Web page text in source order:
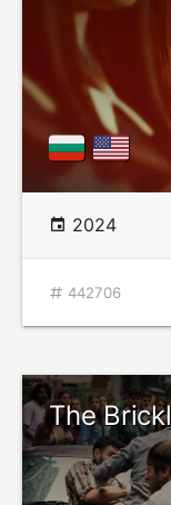
2024
442706
The